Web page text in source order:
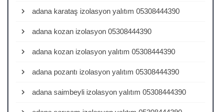
adana karataş izolasyon yalıtım 05308444390
adana kozan izolasyon 05308444390
adana kozan izolasyon yalıtım 05308444390
adana pozantı izolasyon yalıtım 05308444390
adana saimbeyli izolasyon yalıtım 05308444390